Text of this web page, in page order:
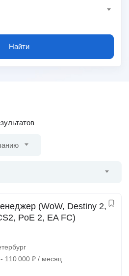
Найти
(WoW, Destiny 2,
PoE 2, EA FC)
- 110 000 ₽ / месяц